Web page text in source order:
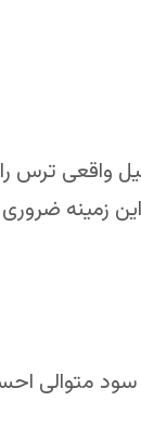
واقعی ترس را
زمینه
سود متوالی